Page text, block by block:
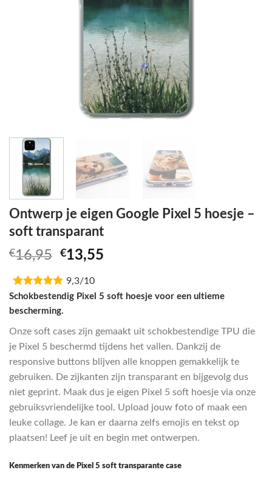
Ontwerp je eigen Google Pixel 5 hoesje –
soft transparant
€16,95 Oorspronkelijke
was:
€16,95.
€13,55
€13,55.
9,3/10
Schokbestendig Pixel 5 soft hoesje voor een ultieme
bescherming.
Onze soft cases zijn gemaakt uit schokbestendige TPU die
je Pixel 5 beschermd tijdens het vallen. Dankzij de
responsive buttons blijven alle knoppen gemakkelijk te
gebruiken. De zijkanten zijn transparant en bijgevolg dus
niet geprint. Maak dus je eigen Pixel 5 soft hoesje via onze
gebruiksvriendelijke tool. Upload jouw foto of maak een
leuke collage. Je kan er daarna zelfs emojis en tekst op
plaatsen! Leef je uit en begin met ontwerpen.
Kenmerken van de Pixel 5 soft transparante case